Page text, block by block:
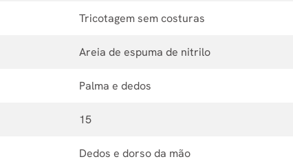
Tricotagem sem costuras
Areia de espuma de nitrilo
Palma e dedos
15
Dedos e dorso da mão